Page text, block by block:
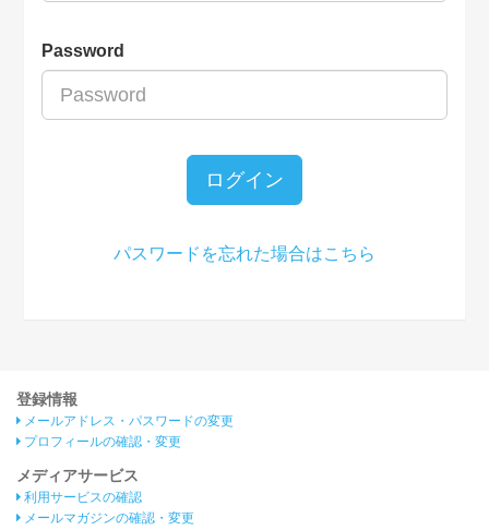
Password
ログイン
パスワードを忘れた場合はこちら
登録情報
メールアドレス・パスワードの変更
プロフィールの確認・変更
メディアサービス
利用サービスの確認
メールマガジンの確認・変更